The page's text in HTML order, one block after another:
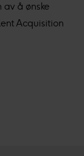
av å ønske
Acquisition